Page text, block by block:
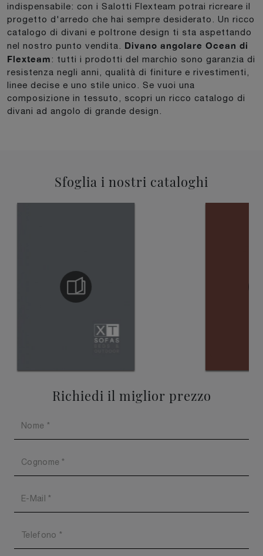
indispensabile: con i Salotti Flexteam potrai ricreare il
progetto d'arredo che hai sempre desiderato. Un ricco
catalogo di divani e poltrone design ti sta aspettando
nel nostro punto vendita. Divano angolare Ocean di
Flexteam: tutti i prodotti del marchio sono garanzia di
resistenza negli anni, qualità di finiture e rivestimenti,
linee decise e uno stile unico. Se vuoi una
composizione in tessuto, scopri un ricco catalogo di
divani ad angolo di grande design.
Sfoglia i nostri cataloghi
Richiedi il miglior prezzo